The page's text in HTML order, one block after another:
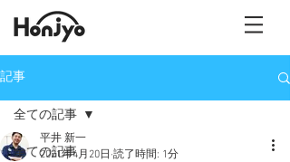
記事
全ての記事
全ての記事
平井 新一
2021年4月20日 読了時間: 1分